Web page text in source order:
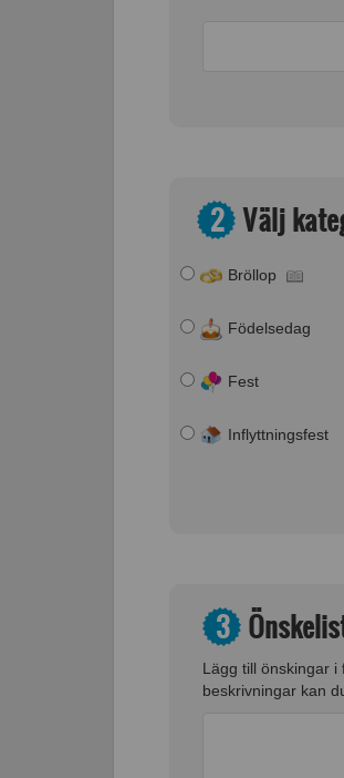
2 Välj
Bröllop
Födelsedag
Fest
Inflyttningsfest
3
Lägg till önskingar i
beskrivningar kan